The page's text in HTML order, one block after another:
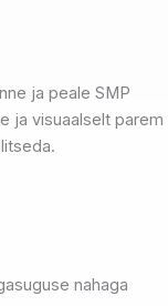
ja peale SMP
ja visuaalselt parem
nahaga